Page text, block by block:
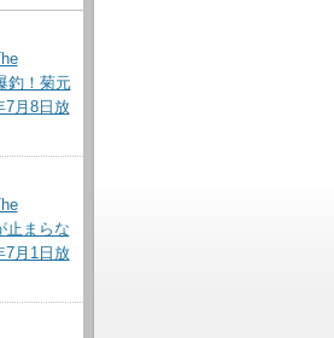
釣！菊元
7月8日放
止まらな
7月1日放